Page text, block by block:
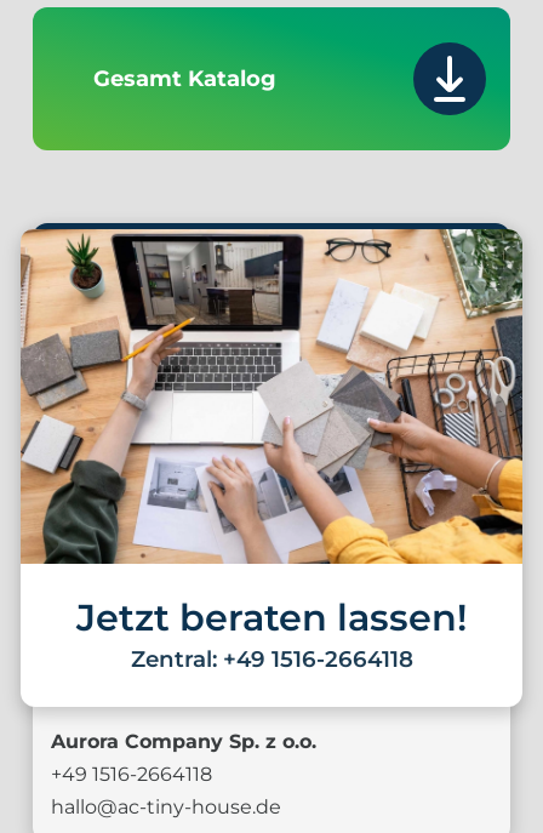
Gesamt Katalog
Jetzt beraten lassen!
Zentral: +49 1516-2664118
Aurora Company Sp. z o.o.
+49 1516-2664118
hallo@ac-tiny-house.de